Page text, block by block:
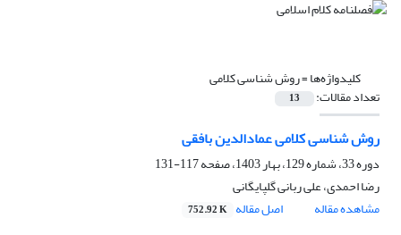
کلیدواژه‌ها =روش شناسی کلامی
تعداد مقالات: 13
روش شناسی کلامی عمادالدین بافقی
دوره 33، شماره 129، بهار 1403، صفحه
117-131
رضا احمدی، علی ربانی گلپایگانی
مشاهده مقاله
اصل مقاله 752.92 K